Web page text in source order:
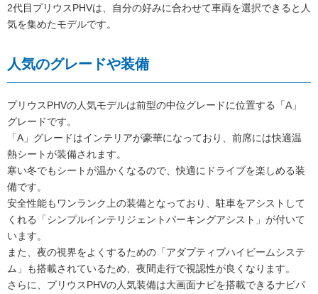
2代目プリウスPHVは、自分の好みに合わせて車両を選択できると人
気を集めたモデルです。
人気のグレードや装備
プリウスPHVの人気モデルは前型の中位グレードに位置する「A」
グレードです。
「A」グレードはインテリアが豪華になっており、前席には快適温
熱シートが装備されます。
寒い冬でもシートが温かくなるので、快適にドライブを楽しめる装
備です。
安全性能もワンランク上の装備となっており、駐車をアシストして
くれる「シンプルインテリジェントパーキングアシスト」が付いて
います。
また、夜の視界をよくするための「アダプティブハイビームシステ
ム」も搭載されているため、夜間走行で視認性が良くなります。
さらに、プリウスPHVの人気装備は大画面ナビを搭載できるナビパ